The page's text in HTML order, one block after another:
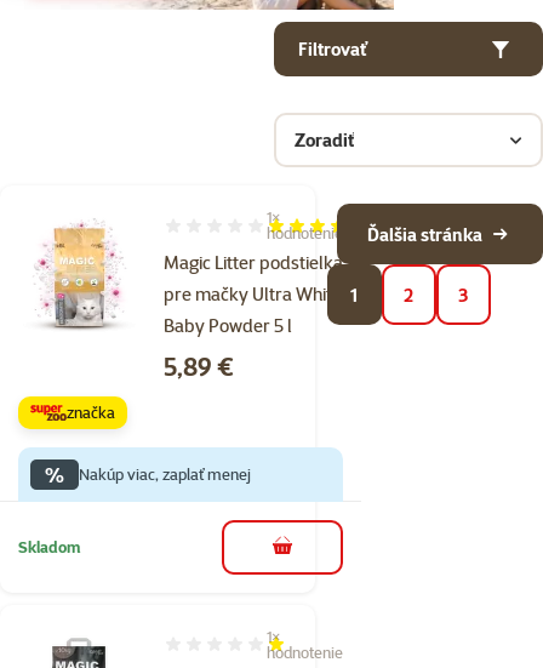
Filtrovať
Zoradiť
Produkty v kategorii Hrudkujúce podstielky pre mačky
Magic Litter podstielka
pre mačky Ultra White
Baby Powder 5 l
Hodnotenie 80%, počet hodnotení: 1
1×
hodnotenie
Cena
5,89 €
značka
% Nakúp viac, zaplať menej
Skladom do košíka
Hodnotenie 20%, počet hodnotení: 1
1×
hodnotenie
1 2 3
Ďalšia stránka